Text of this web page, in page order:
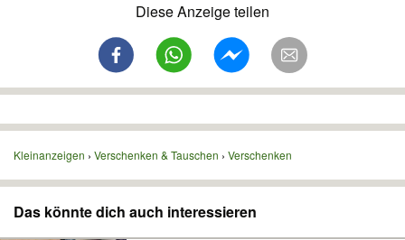
Diese Anzeige teilen
Kleinanzeigen Verschenken & Tauschen Verschenken
Das könnte dich auch interessieren